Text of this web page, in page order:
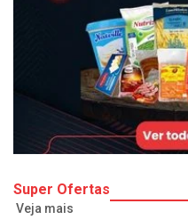
Super Ofertas
Veja mais